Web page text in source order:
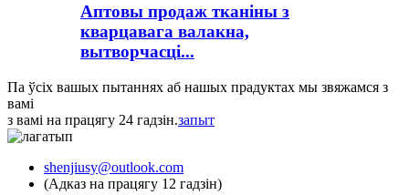
Аптовы продаж тканіны з
кварцавага валакна,
вытворчасці...
Па ўсіх вашых пытаннях аб нашых прадуктах мы звяжамся з
вамі
з вамі на працягу 24 гадзін.запыт
shenjiusy@outlook.com
(Адказ на працягу 12 гадзін)